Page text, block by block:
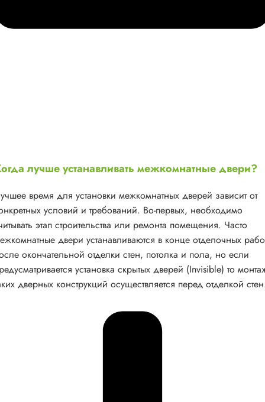
лучше устанавливать межкомнатные двери?
время для установки межкомнатных дверей зависит от
условий и требований. Во-первых, необходимо
этап строительства или ремонта помещения. Часто
двери устанавливаются в конце отделочных
окончательной отделки стен, потолка и пола, но если
установка скрытых дверей (Invisible) то
дверных конструкций осуществляется перед отделкой